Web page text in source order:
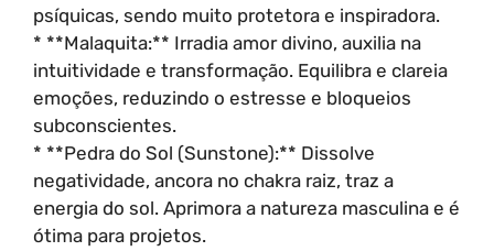
psíquicas, sendo muito protetora e inspiradora.
* **Malaquita:** Irradia amor divino, auxilia na
intuitividade e transformação. Equilibra e clareia
emoções, reduzindo o estresse e bloqueios
subconscientes.
* **Pedra do Sol (Sunstone):** Dissolve
negatividade, ancora no chakra raiz, traz a
energia do sol. Aprimora a natureza masculina e é
ótima para projetos.